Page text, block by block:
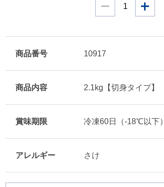
商品番号 10917
商品内容 2.1kg【切身タイプ】
賞味期限 冷凍60日（-18℃以下）
アレルギー さけ